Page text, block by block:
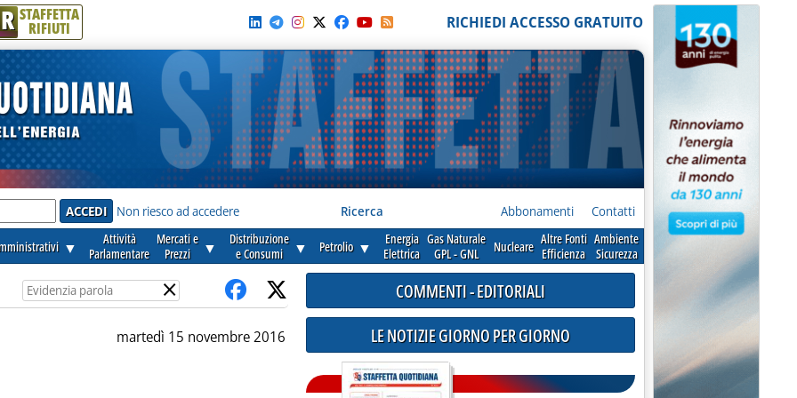
R STAFFETTA
RIFIUTI RICHIEDI ACCESSO GRATUITO
Non riesco ad accedere Ricerca Abbonamenti Contatti
▼
Attività
Parlamentare
Mercati e
Prezzi
▼
Distribuzione
e Consumi
▼ Petrolio ▼
Energia
Elettrica
Gas Naturale
GPL - GNL
Nucleare Altre Fonti
Efficienza
Ambiente
Sicurezza
×
martedì 15 novembre 2016
COMMENTI - EDITORIALI
LE NOTIZIE GIORNO PER GIORNO